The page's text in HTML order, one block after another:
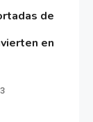
de
en
3